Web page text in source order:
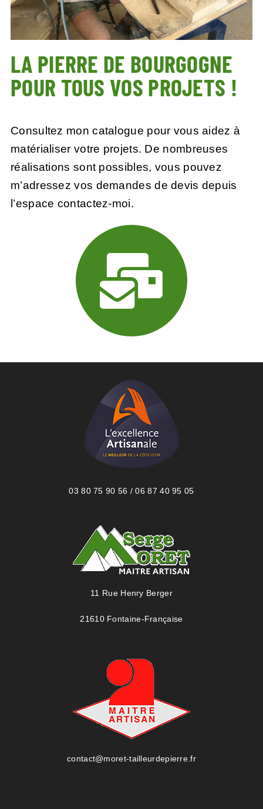
LA PIERRE DE BOURGOGNE
POUR TOUS VOS PROJETS !
Consultez mon catalogue pour vous aidez à
matérialiser votre projets. De nombreuses
réalisations sont possibles, vous pouvez
m’adressez vos demandes de devis depuis
l’espace contactez-moi.
03 80 75 90 56 / 06 87 40 95 05
11 Rue Henry Berger
21610 Fontaine-Française
contact@moret-tailleurdepierre.fr